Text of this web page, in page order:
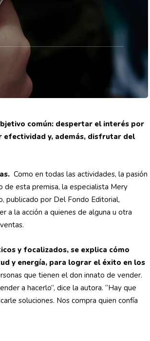
común: despertar el interés por
efectividad y, además, disfrutar del
Como en todas las actividades, la pasión
de esta premisa, la especialista Mery
publicado por Del Fondo Editorial,
a la acción a quienes de alguna u otra
y focalizados, se explica cómo
y energía, para lograr el éxito en los
que tienen el don innato de vender.
a hacerlo”, dice la autora. “Hay que
soluciones. Nos compra quien confía